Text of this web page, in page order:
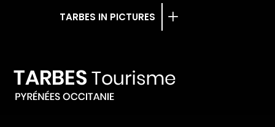
TARBES IN PICTURES